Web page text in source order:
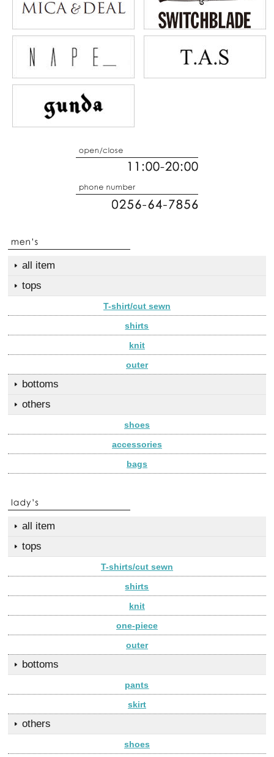
all item
tops
T-shirt/cut sewn
shirts
knit
outer
bottoms
others
shoes
accessories
bags
all item
tops
T-shirts/cut sewn
shirts
knit
one-piece
outer
bottoms
pants
skirt
others
shoes